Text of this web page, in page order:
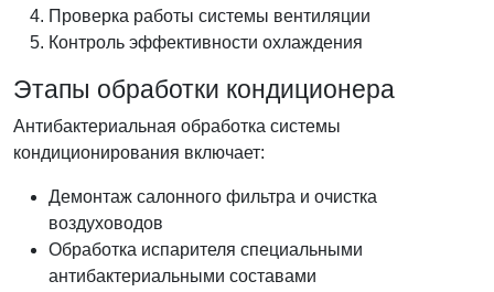
Проверка работы системы вентиляции
Контроль эффективности охлаждения
Этапы обработки кондиционера
Антибактериальная обработка системы
кондиционирования включает:
Демонтаж салонного фильтра и очистка
воздуховодов
Обработка испарителя специальными
антибактериальными составами